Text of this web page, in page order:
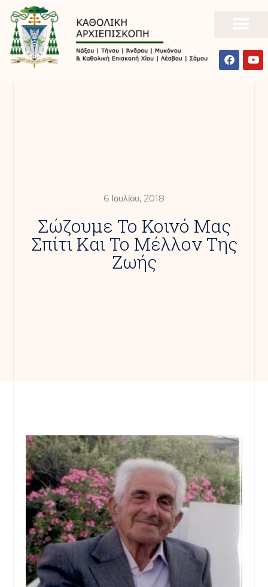
6 Ιουλίου, 2018
Σώζουμε Το Κοινό Μας
Σπίτι Και Το Μέλλον Της
Ζωής